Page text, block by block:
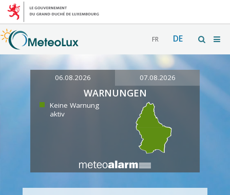
FR DE
06.08.2026 07.08.2026
WARNUNGEN
Keine Warnung
aktiv